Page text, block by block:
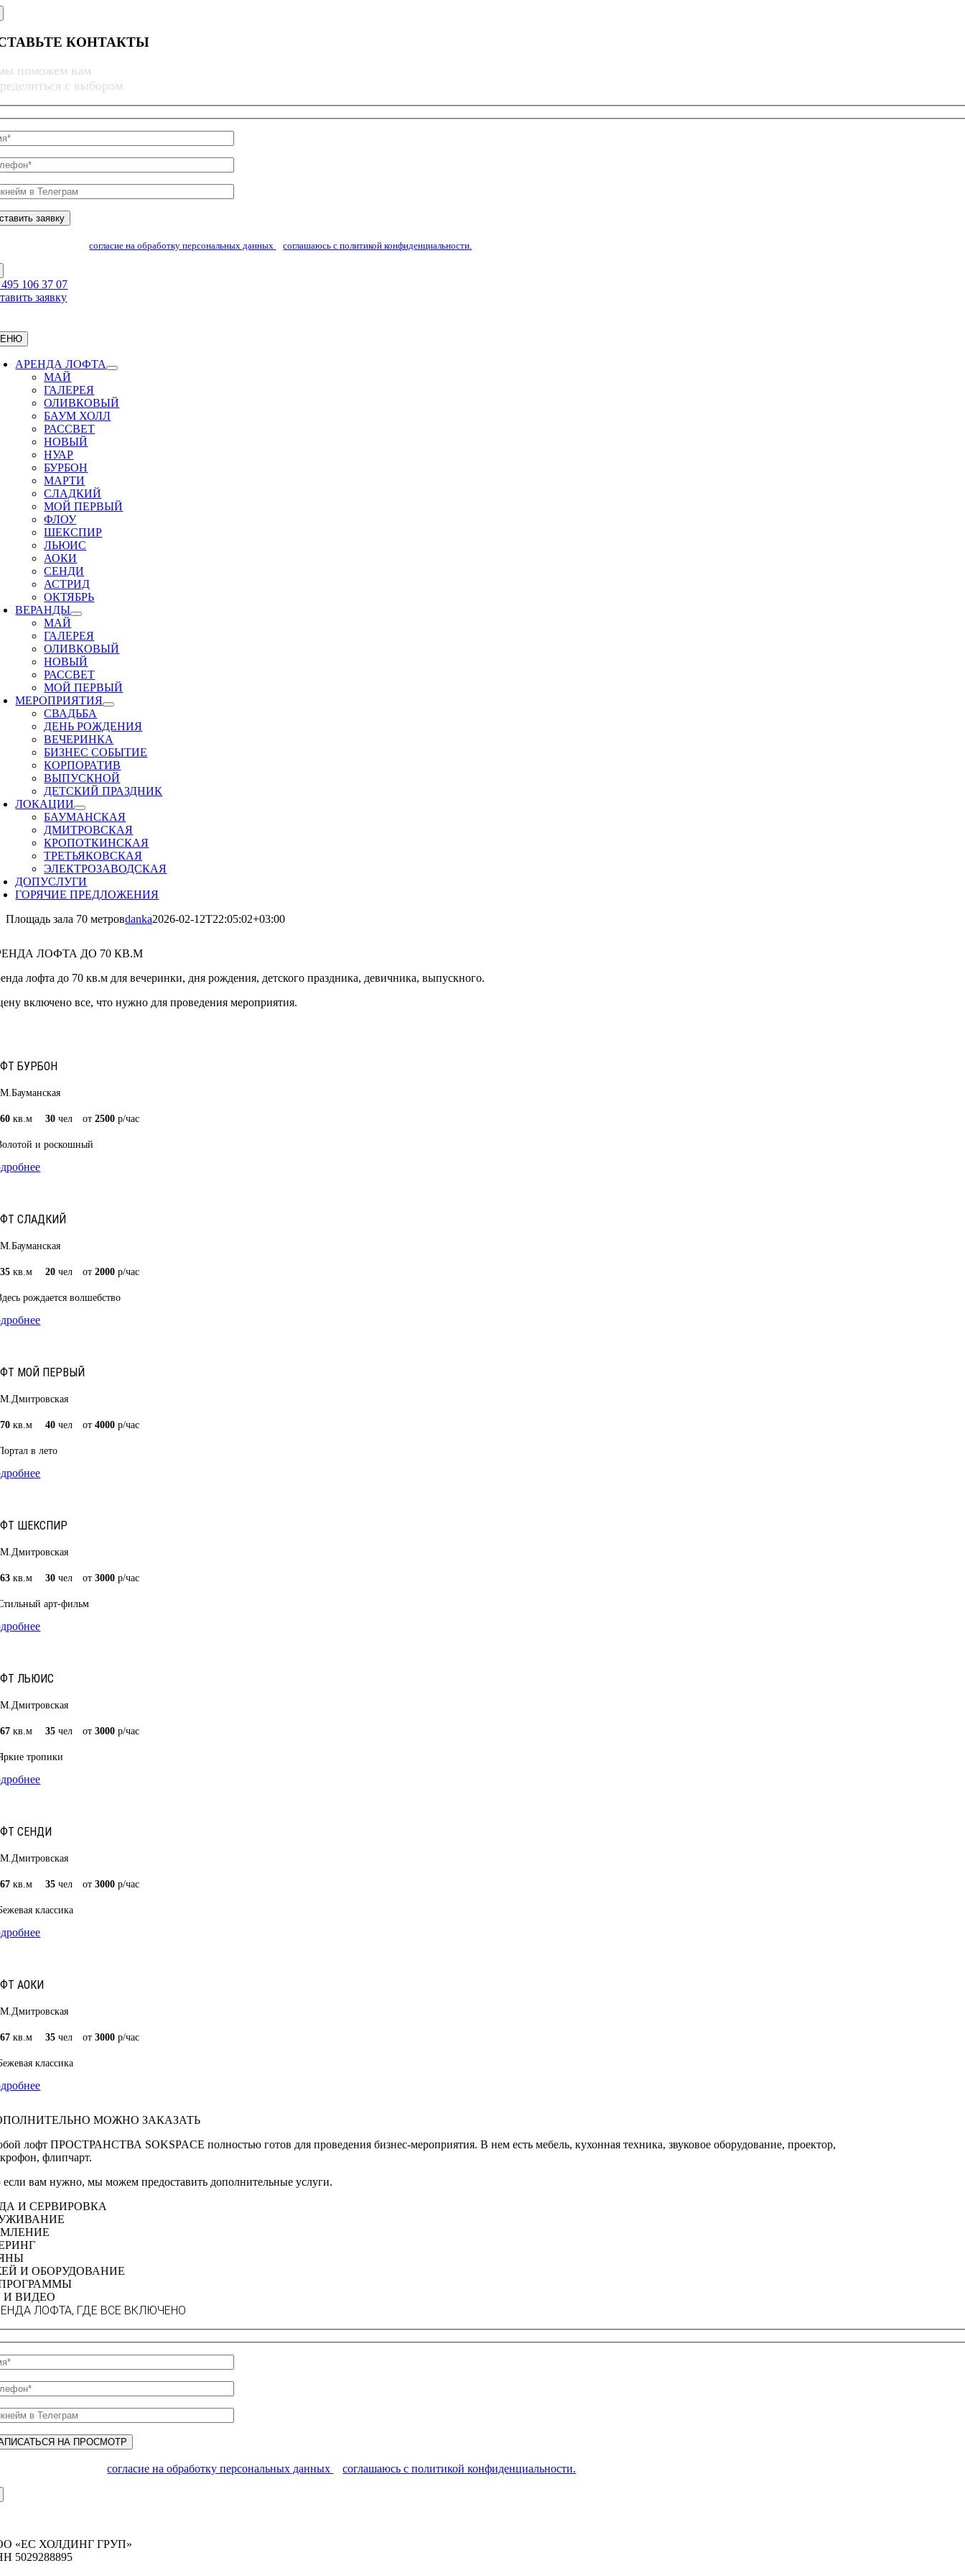
content
КОНТАКТЫ
поможем вам
с выбором
Заполняя форму, даюсогласие на обработку персональных данных исоглашаюсь с политикой конфиденциальности.
106 37 07
заявку
АРЕНДА ЛОФТА
МАЙ
ГАЛЕРЕЯ
ОЛИВКОВЫЙ
БАУМ ХОЛЛ
РАССВЕТ
НОВЫЙ
НУАР
БУРБОН
МАРТИ
СЛАДКИЙ
МОЙ ПЕРВЫЙ
ФЛОУ
ШЕКСПИР
ЛЬЮИС
АОКИ
СЕНДИ
АСТРИД
ОКТЯБРЬ
ВЕРАНДЫ
МАЙ
ГАЛЕРЕЯ
ОЛИВКОВЫЙ
НОВЫЙ
РАССВЕТ
МОЙ ПЕРВЫЙ
МЕРОПРИЯТИЯ
СВАДЬБА
ДЕНЬ РОЖДЕНИЯ
ВЕЧЕРИНКА
БИЗНЕС СОБЫТИЕ
КОРПОРАТИВ
ВЫПУСКНОЙ
ДЕТСКИЙ ПРАЗДНИК
ЛОКАЦИИ
БАУМАНСКАЯ
ДМИТРОВСКАЯ
КРОПОТКИНСКАЯ
ТРЕТЬЯКОВСКАЯ
ЭЛЕКТРОЗАВОДСКАЯ
ДОПУСЛУГИ
ГОРЯЧИЕ ПРЕДЛОЖЕНИЯ
Площадь зала 70 метровdanka2026-02-12T22:05:02+03:00
ЛОФТА ДО 70 КВ.М
лофта до 70 кв.м для вечеринки, дня рождения, детского праздника, девичника, выпускного.
включено все, что нужно для проведения мероприятия.
БУРБОН
60 кв.м 30 чел от2500 р/час
и роскошный
СЛАДКИЙ
35 кв.м 20 чел от2000 р/час
рождается волшебство
МОЙ ПЕРВЫЙ
70 кв.м 40 чел от4000 р/час
в лето
ШЕКСПИР
63 кв.м 30 чел от3000 р/час
арт-фильм
ЛЬЮИС
67 кв.м 35 чел от3000 р/час
тропики
СЕНДИ
67 кв.м 35 чел от3000 р/час
классика
АОКИ
67 кв.м 35 чел от3000 р/час
классика
МОЖНО ЗАКАЗАТЬ
лофт ПРОСТРАНСТВА SOKSPACE полностью готов для проведения бизнес-мероприятия. В нем есть мебель, кухонная техника, звуковое оборудование, проектор,
флипчарт.
вам нужно, мы можем предоставить дополнительные услуги.
И СЕРВИРОВКА
И ОБОРУДОВАНИЕ
И ВИДЕО
ЛОФТА, ГДЕ ВСЕ ВКЛЮЧЕНО
Заполняя форму, даюсогласие на обработку персональных данных исоглашаюсь с политикой конфиденциальности.
«ЕС ХОЛДИНГ ГРУП»
5029288895